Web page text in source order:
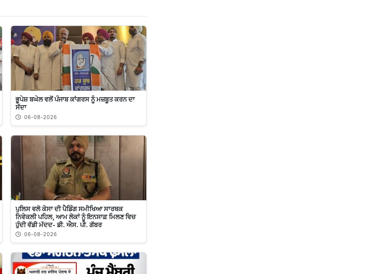
ਭੂਪੇਸ਼ ਬਘੇਲ ਵਲੋਂ ਪੰਜਾਬ ਕਾਂਗਰਸ ਨੂੰ ਮਜ਼ਬੂਤ ਕਰਨ ਦਾ
ਸੱਦਾ
06-08-2026
ਪੁਲਿਸ ਵਲੋ ਕੇਸਾ ਦੀ ਪੈਡਿੰਗ ਸਮੀਖਿਆ ਸਾਰਥਕ
ਨਿਵੇਕਲੀ ਪਹਿਲ, ਆਮ ਲੋਕਾਂ ਨੂੰ ਇਨਸਾਫ਼ ਮਿਲਣ ਵਿਚ
ਹੁੰਦੀ ਵੱਡੀ ਮੱਦਦ- ਡੀ. ਐਸ. ਪੀ. ਗੱਬਰ
06-08-2026